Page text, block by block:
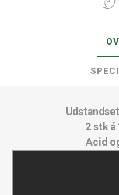
2 stk á
Acid